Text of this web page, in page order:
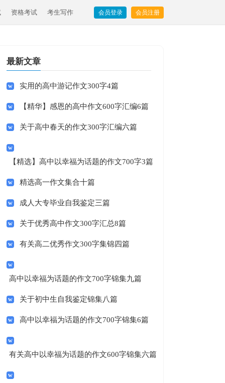
资格考试 考生写作 会员登录 会员注册
最新文章
实用的高中游记作文300字4篇
【精华】感恩的高中作文600字汇编6篇
关于高中春天的作文300字汇编六篇
【精选】高中以幸福为话题的作文700字3篇
精选高一作文集合十篇
成人大专毕业自我鉴定三篇
关于优秀高中作文300字汇总8篇
有关高二优秀作文300字集锦四篇
高中以幸福为话题的作文700字锦集九篇
关于初中生自我鉴定锦集八篇
高中以幸福为话题的作文700字锦集6篇
有关高中以幸福为话题的作文600字锦集六篇